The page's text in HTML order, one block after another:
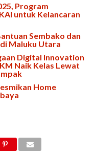
Program
untuk Kelancaran
Sembako dan
Maluku Utara
Digital Innovation
Naik Kelas Lewat
Home